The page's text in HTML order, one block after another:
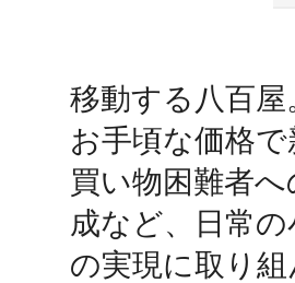
移動する八百屋
お手頃な価格
買い物困難者
成など、日常
の実現に取り